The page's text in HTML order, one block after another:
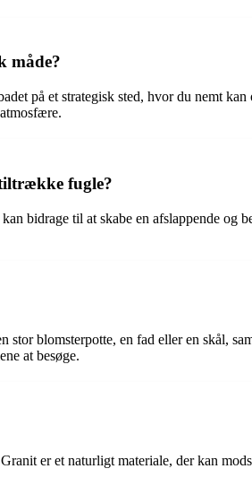
måde?
på et strategisk sted, hvor du nemt
fugle?
bidrage til at skabe en afslappende og
blomsterpotte, en fad eller en skål,
at besøge.
er et naturligt materiale, der kan